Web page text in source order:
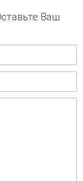
Ваш